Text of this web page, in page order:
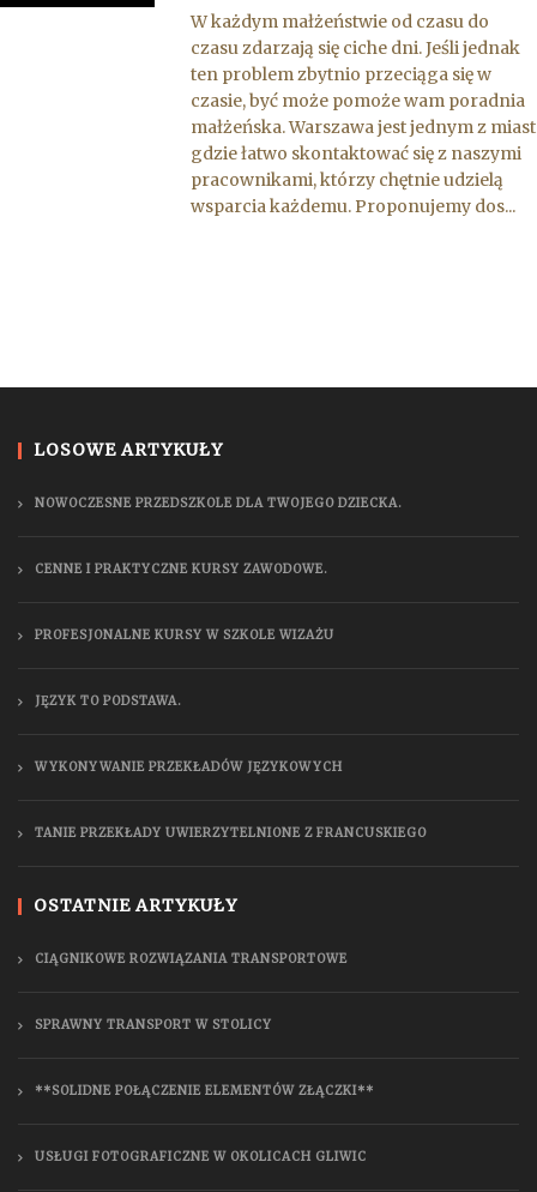
W każdym małżeństwie od czasu do
czasu zdarzają się ciche dni. Jeśli jednak
ten problem zbytnio przeciąga się w
czasie, być może pomoże wam poradnia
małżeńska. Warszawa jest jednym z miast
gdzie łatwo skontaktować się z naszymi
pracownikami, którzy chętnie udzielą
wsparcia każdemu. Proponujemy dos...
LOSOWE ARTYKUŁY
NOWOCZESNE PRZEDSZKOLE DLA TWOJEGO DZIECKA.
CENNE I PRAKTYCZNE KURSY ZAWODOWE.
PROFESJONALNE KURSY W SZKOLE WIZAŻU
JĘZYK TO PODSTAWA.
WYKONYWANIE PRZEKŁADÓW JĘZYKOWYCH
TANIE PRZEKŁADY UWIERZYTELNIONE Z FRANCUSKIEGO
OSTATNIE ARTYKUŁY
CIĄGNIKOWE ROZWIĄZANIA TRANSPORTOWE
SPRAWNY TRANSPORT W STOLICY
**SOLIDNE POŁĄCZENIE ELEMENTÓW ZŁĄCZKI**
USŁUGI FOTOGRAFICZNE W OKOLICACH GLIWIC